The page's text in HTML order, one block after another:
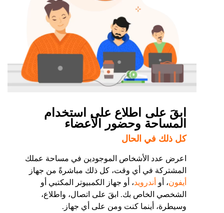
ابقَ على اطلاع على استخدام
المساحة وحضور الأعضاء
كل ذلك في الحال
اعرض عدد الأشخاص الموجودين في مساحة عملك
المشتركة في أي وقت، كل ذلك مباشرةً من جهاز
أيفون، أو أندرويد، أو جهاز الكمبيوتر المكتبي أو
الشخصي الخاص بك. ابقَ على اتصال، واطلاع،
وسيطرة، أينما كنت ومن على أي جهاز.